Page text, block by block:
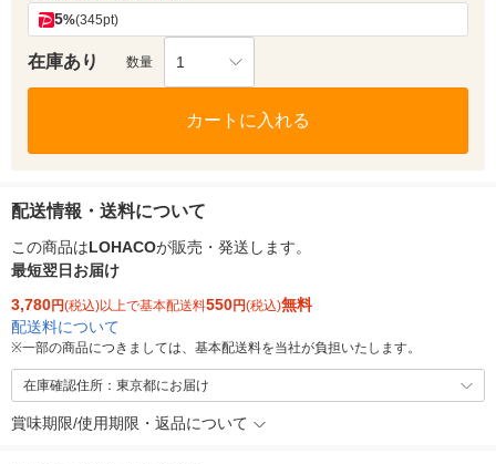
5%(345pt)
在庫あり 数量 1
カートに入れる
配送情報・送料について
この商品はLOHACOが販売・発送します。
最短翌日お届け
3,780円(税込)以上で基本配送料550円(税込)無料
配送料について
※一部の商品につきましては、基本配送料を当社が負担いたします。
在庫確認住所：東京都にお届け
賞味期限/使用期限・返品について